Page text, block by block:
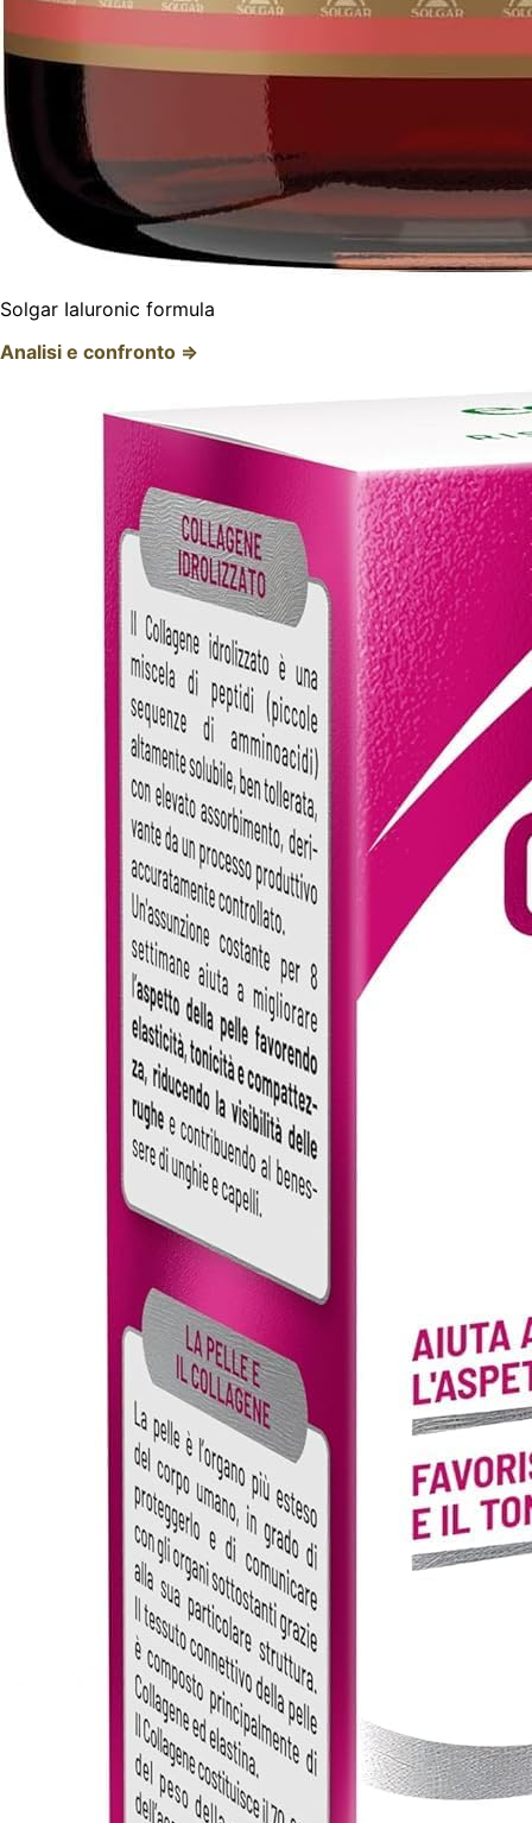
Solgar Ialuronic formula
Analisi e confronto ⇒